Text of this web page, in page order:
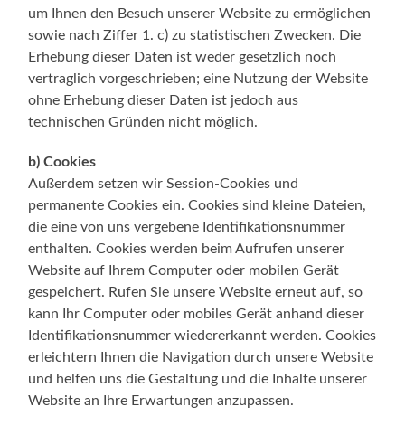
um Ihnen den Besuch unserer Website zu ermöglichen
sowie nach Ziffer 1. c) zu statistischen Zwecken. Die
Erhebung dieser Daten ist weder gesetzlich noch
vertraglich vorgeschrieben; eine Nutzung der Website
ohne Erhebung dieser Daten ist jedoch aus
technischen Gründen nicht möglich.
b) Cookies
Außerdem setzen wir Session-Cookies und
permanente Cookies ein. Cookies sind kleine Dateien,
die eine von uns vergebene Identifikationsnummer
enthalten. Cookies werden beim Aufrufen unserer
Website auf Ihrem Computer oder mobilen Gerät
gespeichert. Rufen Sie unsere Website erneut auf, so
kann Ihr Computer oder mobiles Gerät anhand dieser
Identifikationsnummer wiedererkannt werden. Cookies
erleichtern Ihnen die Navigation durch unsere Website
und helfen uns die Gestaltung und die Inhalte unserer
Website an Ihre Erwartungen anzupassen.